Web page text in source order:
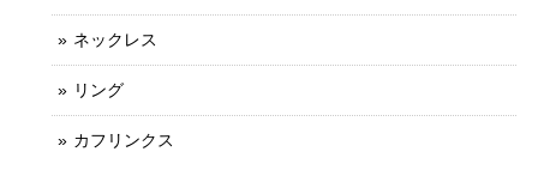
ネックレス
リング
カフリンクス